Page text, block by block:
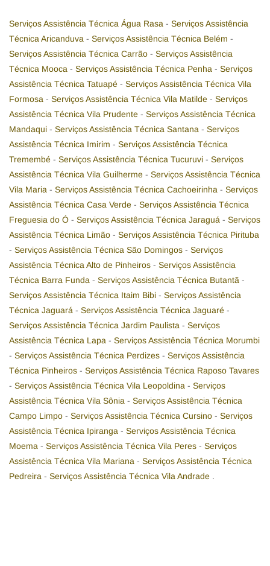
Serviços Assistência Técnica Água Rasa - Serviços Assistência
Técnica Aricanduva - Serviços Assistência Técnica Belém -
Serviços Assistência Técnica Carrão - Serviços Assistência
Técnica Mooca - Serviços Assistência Técnica Penha - Serviços
Assistência Técnica Tatuapé - Serviços Assistência Técnica Vila
Formosa - Serviços Assistência Técnica Vila Matilde - Serviços
Assistência Técnica Vila Prudente - Serviços Assistência Técnica
Mandaqui - Serviços Assistência Técnica Santana - Serviços
Assistência Técnica Imirim - Serviços Assistência Técnica
Tremembé - Serviços Assistência Técnica Tucuruvi - Serviços
Assistência Técnica Vila Guilherme - Serviços Assistência Técnica
Vila Maria - Serviços Assistência Técnica Cachoeirinha - Serviços
Assistência Técnica Casa Verde - Serviços Assistência Técnica
Freguesia do Ó - Serviços Assistência Técnica Jaraguá - Serviços
Assistência Técnica Limão - Serviços Assistência Técnica Pirituba
- Serviços Assistência Técnica São Domingos - Serviços
Assistência Técnica Alto de Pinheiros - Serviços Assistência
Técnica Barra Funda - Serviços Assistência Técnica Butantã -
Serviços Assistência Técnica Itaim Bibi - Serviços Assistência
Técnica Jaguará - Serviços Assistência Técnica Jaguaré -
Serviços Assistência Técnica Jardim Paulista - Serviços
Assistência Técnica Lapa - Serviços Assistência Técnica Morumbi
- Serviços Assistência Técnica Perdizes - Serviços Assistência
Técnica Pinheiros - Serviços Assistência Técnica Raposo Tavares
- Serviços Assistência Técnica Vila Leopoldina - Serviços
Assistência Técnica Vila Sônia - Serviços Assistência Técnica
Campo Limpo - Serviços Assistência Técnica Cursino - Serviços
Assistência Técnica Ipiranga - Serviços Assistência Técnica
Moema - Serviços Assistência Técnica Vila Peres - Serviços
Assistência Técnica Vila Mariana - Serviços Assistência Técnica
Pedreira - Serviços Assistência Técnica Vila Andrade .